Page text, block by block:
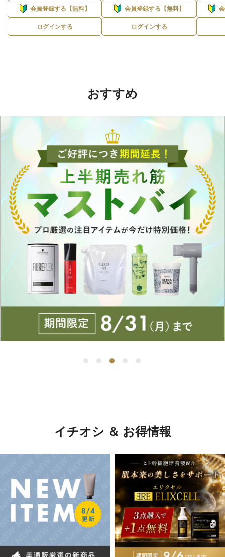
会員登録する【無料】
ログインする
会員登録する【無料】
ログインする
おすすめ
イチオシ ＆ お得情報